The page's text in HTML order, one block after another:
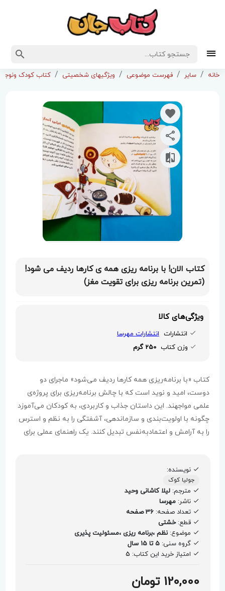
خانه سایر فهرست موضوعی ویژگیهای شخصیتی کتاب کودک
کتاب الان! با برنامه ریزی همه ی کارها ردیف می شود!
(تمرین برنامه ریزی برای تقویت مغز)
ویژگی‌های کالا
انتشارات انتشارات مهرسا
وزن کتاب 250 گرم
کتاب «با برنامه‌ریزی همه کارها ردیف می‌شود» ماجرای دو
دوست، امید و نوید است که با چالش برنامه‌ریزی برای پروژه‌ی
علمی مواجهند. این داستان جذاب و کاربردی، به کودکان می‌آموزد
چگونه با اولویت‌بندی و سازماندهی، آشفتگی را به نظم و استرس
را به آرامش و اعتمادبه‌نفس تبدیل کنند. یک راهنمای عملی برای
نویسنده:
جولیا کوک
مترجم:لیلا کاشانی وحید
ناشر:مهرسا
تعداد صفحه:36 صفحه
قطع:خشتی
موضوع:نظم ،برنامه ریزی ،مسئولیت پذیری
گروه سنی:5 تا 15 سال
امتیاز خرید این کتاب: 5
120,000 تومان